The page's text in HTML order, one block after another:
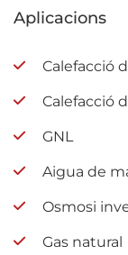
Aplicacions
Calefacció
Calefacció
GNL
Aigua de
Osmosi
Gas natural